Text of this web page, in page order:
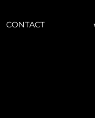
CONTACT